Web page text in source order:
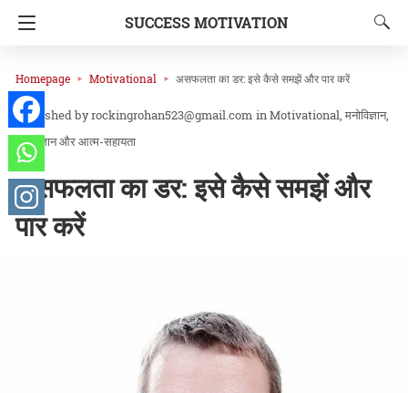
SUCCESS MOTIVATION
Homepage Motivational असफलता का डर: इसे कैसे समझें और पार करें
rockingrohan523@gmail.com inMotivational मनोविज्ञान
मनोविज्ञान और आत्म-सहायता
असफलता का डर: इसे कैसे समझें और
पार करें